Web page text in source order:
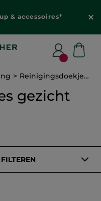
& accessoires*
Reinigingsdoekjes gezicht
gezicht
FILTEREN